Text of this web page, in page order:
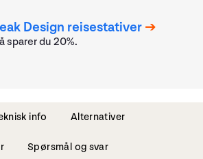
Design reisestativer
sparer du 20%.
info Alternativer
Spørsmål og svar